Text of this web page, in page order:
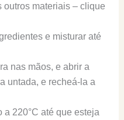
outros materiais – clique
e misturar até
nas mãos, e abrir a
untada, e recheá-la a
a 220°C até que esteja